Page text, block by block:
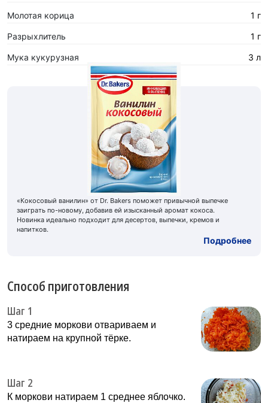
Молотая корица 1 г
Разрыхлитель 1 г
Мука кукурузная 3 л
«Кокосовый ванилин» от Dr. Bakers поможет привычной выпечке
заиграть по-новому, добавив ей изысканный аромат кокоса.
Новинка идеально подходит для десертов, выпечки, кремов и
напитков.
Подробнее
Способ приготовления
Шаг 1
3 средние моркови отвариваем и
натираем на крупной тёрке.
Шаг 2
К моркови натираем 1 среднее яблочко.